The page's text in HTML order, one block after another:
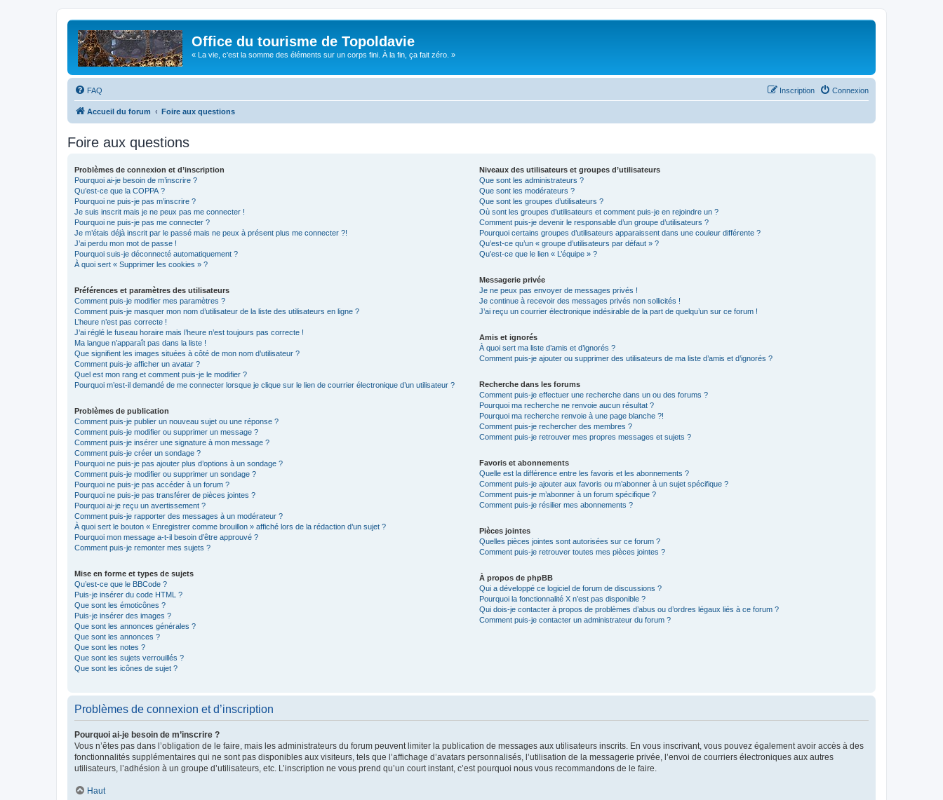
Office du tourisme de Topoldavie
« La vie, c'est la somme des éléments sur un corps fini. À la fin, ça fait zéro. »
FAQ Connexion
Inscription
Accueil du forum Foire aux questions
Foire aux questions
Problèmes de connexion et d’inscription
Pourquoi ai-je besoin de m’inscrire ?
Qu’est-ce que la COPPA ?
Pourquoi ne puis-je pas m’inscrire ?
Je suis inscrit mais je ne peux pas me connecter !
Pourquoi ne puis-je pas me connecter ?
Je m’étais déjà inscrit par le passé mais ne peux à présent plus me connecter ?!
J’ai perdu mon mot de passe !
Pourquoi suis-je déconnecté automatiquement ?
À quoi sert « Supprimer les cookies » ?
Préférences et paramètres des utilisateurs
Comment puis-je modifier mes paramètres ?
Comment puis-je masquer mon nom d’utilisateur de la liste des utilisateurs en ligne ?
L’heure n’est pas correcte !
J’ai réglé le fuseau horaire mais l’heure n’est toujours pas correcte !
Ma langue n’apparaît pas dans la liste !
Que signifient les images situées à côté de mon nom d’utilisateur ?
Comment puis-je afficher un avatar ?
Quel est mon rang et comment puis-je le modifier ?
Pourquoi m’est-il demandé de me connecter lorsque je clique sur le lien de courrier électronique d’un utilisateur ?
Problèmes de publication
Comment puis-je publier un nouveau sujet ou une réponse ?
Comment puis-je modifier ou supprimer un message ?
Comment puis-je insérer une signature à mon message ?
Comment puis-je créer un sondage ?
Pourquoi ne puis-je pas ajouter plus d’options à un sondage ?
Comment puis-je modifier ou supprimer un sondage ?
Pourquoi ne puis-je pas accéder à un forum ?
Pourquoi ne puis-je pas transférer de pièces jointes ?
Pourquoi ai-je reçu un avertissement ?
Comment puis-je rapporter des messages à un modérateur ?
À quoi sert le bouton « Enregistrer comme brouillon » affiché lors de la rédaction d’un sujet ?
Pourquoi mon message a-t-il besoin d’être approuvé ?
Comment puis-je remonter mes sujets ?
Mise en forme et types de sujets
Qu’est-ce que le BBCode ?
Puis-je insérer du code HTML ?
Que sont les émoticônes ?
Puis-je insérer des images ?
Que sont les annonces générales ?
Que sont les annonces ?
Que sont les notes ?
Que sont les sujets verrouillés ?
Que sont les icônes de sujet ?
Niveaux des utilisateurs et groupes d’utilisateurs
Que sont les administrateurs ?
Que sont les modérateurs ?
Que sont les groupes d’utilisateurs ?
Où sont les groupes d’utilisateurs et comment puis-je en rejoindre un ?
Comment puis-je devenir le responsable d’un groupe d’utilisateurs ?
Pourquoi certains groupes d’utilisateurs apparaissent dans une couleur différente ?
Qu’est-ce qu’un « groupe d’utilisateurs par défaut » ?
Qu’est-ce que le lien « L’équipe » ?
Messagerie privée
Je ne peux pas envoyer de messages privés !
Je continue à recevoir des messages privés non sollicités !
J’ai reçu un courrier électronique indésirable de la part de quelqu’un sur ce forum !
Amis et ignorés
À quoi sert ma liste d’amis et d’ignorés ?
Comment puis-je ajouter ou supprimer des utilisateurs de ma liste d’amis et d’ignorés ?
Recherche dans les forums
Comment puis-je effectuer une recherche dans un ou des forums ?
Pourquoi ma recherche ne renvoie aucun résultat ?
Pourquoi ma recherche renvoie à une page blanche ?!
Comment puis-je rechercher des membres ?
Comment puis-je retrouver mes propres messages et sujets ?
Favoris et abonnements
Quelle est la différence entre les favoris et les abonnements ?
Comment puis-je ajouter aux favoris ou m’abonner à un sujet spécifique ?
Comment puis-je m’abonner à un forum spécifique ?
Comment puis-je résilier mes abonnements ?
Pièces jointes
Quelles pièces jointes sont autorisées sur ce forum ?
Comment puis-je retrouver toutes mes pièces jointes ?
À propos de phpBB
Qui a développé ce logiciel de forum de discussions ?
Pourquoi la fonctionnalité X n’est pas disponible ?
Qui dois-je contacter à propos de problèmes d’abus ou d’ordres légaux liés à ce forum ?
Comment puis-je contacter un administrateur du forum ?
Problèmes de connexion et d’inscription
Pourquoi ai-je besoin de m’inscrire ?
Vous n’êtes pas dans l’obligation de le faire, mais les administrateurs du forum peuvent limiter la publication de messages aux utilisateurs inscrits. En vous inscrivant, vous pouvez également avoir accès à des
fonctionnalités supplémentaires qui ne sont pas disponibles aux visiteurs, tels que l’affichage d’avatars personnalisés, l’utilisation de la messagerie privée, l’envoi de courriers électroniques aux autres
utilisateurs, l’adhésion à un groupe d’utilisateurs, etc. L’inscription ne vous prend qu’un court instant, c’est pourquoi nous vous recommandons de le faire.
Haut